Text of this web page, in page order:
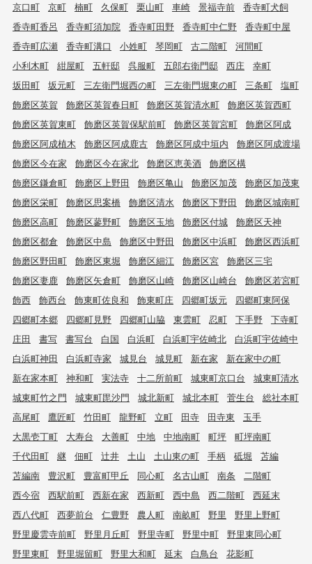
京口町 京町 楠町 久保町 栗山町 車崎 景福寺前
香寺町犬飼
香寺町香呂
香寺町須加院 香寺町田野 香寺町中仁野
香寺町中屋
香寺町広瀬
香寺町溝口 小姓町 琴岡町 古二階町
河間町
小利木町
紺屋町 五軒邸 呉服町 五郎右衛門邸 西庄
幸町
坂田町
坂元町 三左衛門堀西の町 三左衛門堀東の町 三条町
塩町
飾磨区英賀
飾磨区英賀春日町 飾磨区英賀清水町
飾磨区英賀西町
飾磨区英賀東町
飾磨区英賀保駅前町 飾磨区英賀宮町
飾磨区阿成
飾磨区阿成植木
飾磨区阿成鹿古 飾磨区阿成中垣内
飾磨区阿成渡場
飾磨区今在家
飾磨区今在家北 飾磨区恵美酒
飾磨区構
飾磨区鎌倉町
飾磨区上野田 飾磨区亀山 飾磨区加茂
飾磨区加茂東
飾磨区栄町
飾磨区思案橋 飾磨区清水 飾磨区下野田
飾磨区城南町
飾磨区高町
飾磨区蓼野町 飾磨区玉地 飾磨区付城
飾磨区天神
飾磨区都倉
飾磨区中島 飾磨区中野田 飾磨区中浜町
飾磨区西浜町
飾磨区野田町
飾磨区東堀 飾磨区細江 飾磨区宮
飾磨区三宅
飾磨区妻鹿
飾磨区矢倉町 飾磨区山崎 飾磨区山崎台
飾磨区若宮町
飾西
飾西台 飾東町佐良和 飾東町庄 四郷町坂元
四郷町東阿保
四郷町本郷
四郷町見野 四郷町山脇 東雲町 忍町 下手野
下寺町
庄田
書写 書写台 白国 白浜町 白浜町宇佐崎北
白浜町宇佐崎中
白浜町神田
白浜町寺家 城見台 城見町 新在家
新在家中の町
新在家本町
神和町 実法寺 十二所前町 城東町京口台
城東町清水
城東町竹之門
城東町毘沙門 城北新町 城北本町 菅生台
総社本町
高尾町
鷹匠町 竹田町 龍野町 立町 田寺 田寺東
玉手
大黒壱丁町
大寿台 大善町 中地 中地南町 町坪
町坪南町
千代田町
継 佃町 辻井 土山 土山東の町 手柄 砥堀
苫編
苫編南
豊沢町 豊富町甲丘 同心町 名古山町 南条
二階町
西今宿
西駅前町 西新在家 西新町 西中島 西二階町
西延末
西八代町
西夢前台 仁豊野 農人町 南畝町 野里
野里上野町
野里慶雲寺前町
野里月丘町 野里寺町 野里中町
野里東同心町
野里東町
野里堀留町 野里大和町 延末 白鳥台
花影町